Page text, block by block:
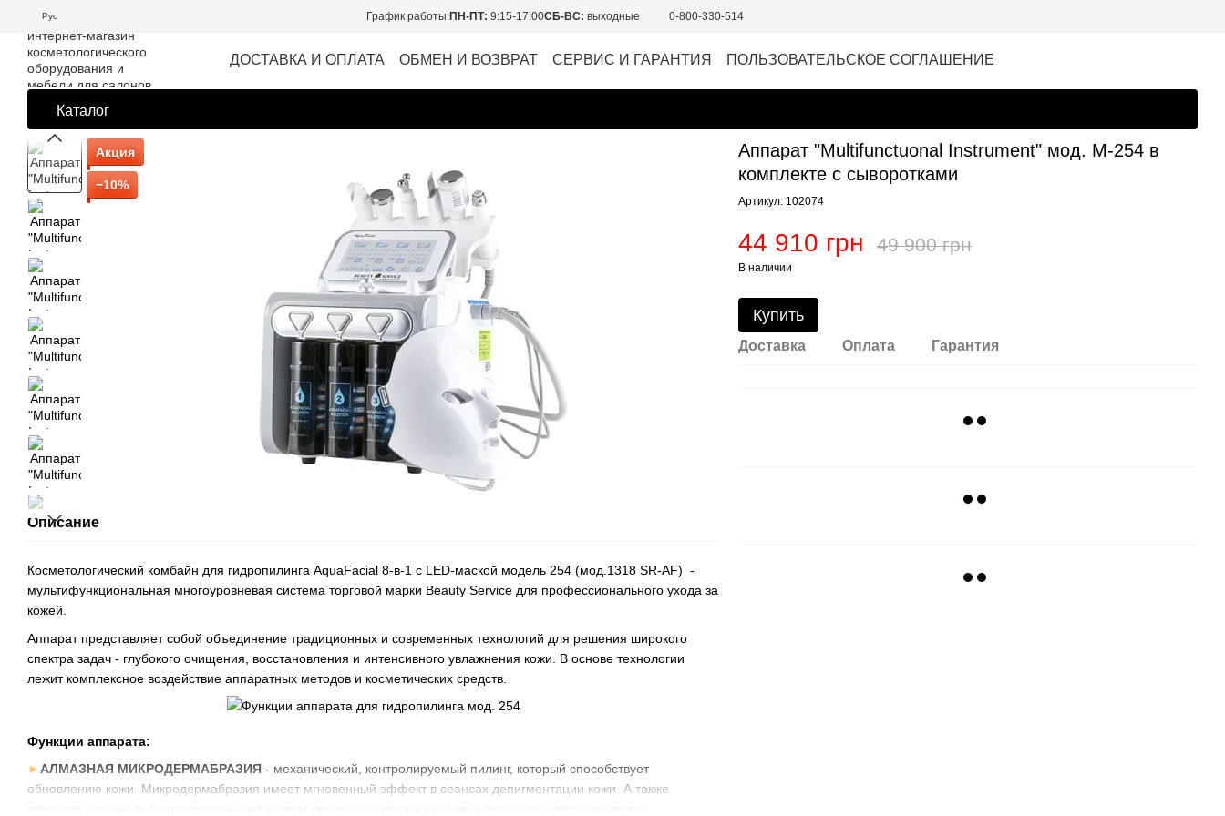
Перейти к основному контенту
Рус График работы:ПН-ПТ: 9:15-17:00СБ-ВС: выходные 0-800-330-514
ДОСТАВКА И ОПЛАТА ОБМЕН И ВОЗВРАТ СЕРВИС И ГАРАНТИЯ ПОЛЬЗОВАТЕЛЬСКОЕ СОГЛАШЕНИЕ
Каталог
Акция
−10%
Описание
Косметологический комбайн для гидропилинга AquaFacial 8-в-1 с LED-маской модель 254 (мод.1318 SR-AF) -
мультифункциональная многоуровневая система торговой марки Beauty Service для профессионального ухода за
кожей.
Аппарат представляет собой объединение традиционных и современных технологий для решения широкого
спектра задач - глубокого очищения, восстановления и интенсивного увлажнения кожи. В основе технологии
лежит комплексное воздействие аппаратных методов и косметических средств.
Функции аппарата:
► АЛМАЗНАЯ МИКРОДЕРМАБРАЗИЯ - механический, контролируемый пилинг, который способствует
обновлению кожи. Микродермабразия имеет мгновенный эффект в сеансах депигментации кожи. А также
Аппарат "Multifunctuonal Instrument" мод. M-254 в
комплекте с сыворотками
Артикул: 102074
44 910 грн 49 900 грн
В наличии
Купить
Доставка Оплата Гарантия